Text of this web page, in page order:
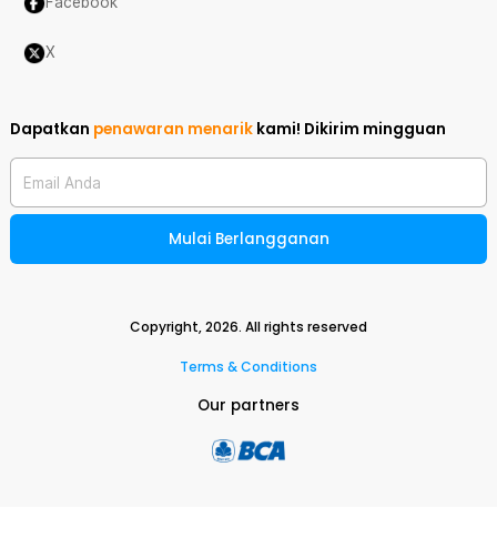
X
Dapatkan penawaran menarik kami! Dikirim mingguan
Email Anda
Mulai Berlangganan
Copyright,2026. All rights reserved
Terms & Conditions
Our partners